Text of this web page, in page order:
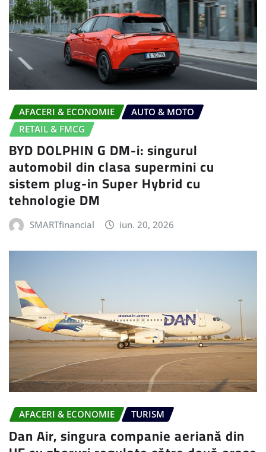
AFACERI & ECONOMIE
AUTO & MOTO
RETAIL & FMCG
BYD DOLPHIN G DM-i: singurul
automobil din clasa supermini cu
sistem plug-in Super Hybrid cu
tehnologie DM
SMARTfinancial iun. 20, 2026
AFACERI & ECONOMIE TURISM
Dan Air, singura companie aeriană din